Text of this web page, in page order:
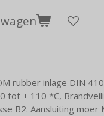
rubber inlage DIN
tot + 110 *C,
B2. Aansluiting moer